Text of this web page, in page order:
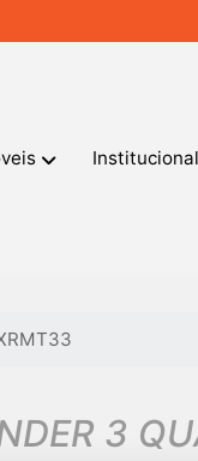
Institucional
3